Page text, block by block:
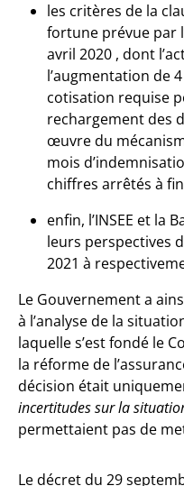
les critères de la
fortune prévue par
avril 2020 , dont
l’augmentation de
cotisation requise
rechargement des
œuvre du
mois
chiffres arrêtés à
enfin, l’INSEE et la
leurs perspectives
2021 à
Le Gouvernement a
à l’analyse de la
laquelle s’est fondé le
la réforme de
décision était
incertitudes sur la
permettaient pas de
Le décret du 29